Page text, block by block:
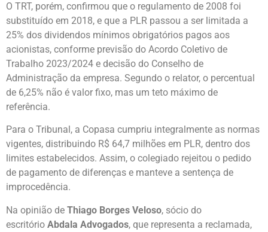
O TRT, porém, confirmou que o regulamento de 2008 foi
substituído em 2018, e que a PLR passou a ser limitada a
25% dos dividendos mínimos obrigatórios pagos aos
acionistas, conforme previsão do Acordo Coletivo de
Trabalho 2023/2024 e decisão do Conselho de
Administração da empresa. Segundo o relator, o percentual
de 6,25% não é valor fixo, mas um teto máximo de
referência.
Para o Tribunal, a Copasa cumpriu integralmente as normas
vigentes, distribuindo R$ 64,7 milhões em PLR, dentro dos
limites estabelecidos. Assim, o colegiado rejeitou o pedido
de pagamento de diferenças e manteve a sentença de
improcedência.
Na opinião de Thiago Borges Veloso, sócio do
escritório Abdala Advogados, que representa a reclamada,